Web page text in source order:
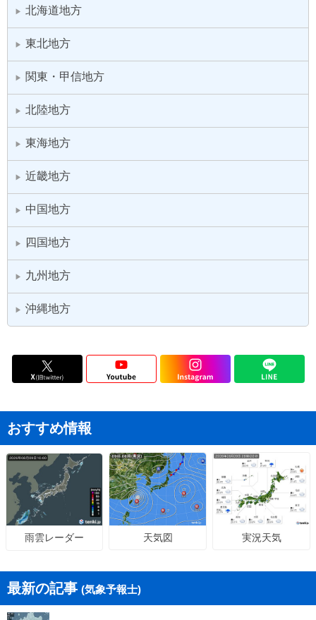
▶ 北海道地方
▶ 東北地方
▶ 関東・甲信地方
▶ 北陸地方
▶ 東海地方
▶ 近畿地方
▶ 中国地方
▶ 四国地方
▶ 九州地方
▶ 沖縄地方
おすすめ情報
雨雲レーダー 天気図 実況天気
最新の記事 (気象予報士)